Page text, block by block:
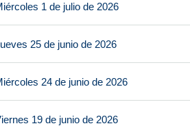
1 de julio de 2026
25 de junio de 2026
24 de junio de 2026
19 de junio de 2026